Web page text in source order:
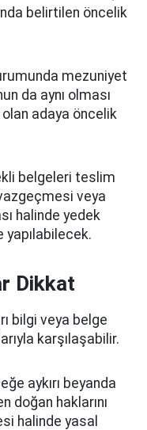
belirtilen öncelik
mezuniyet
da aynı olması
adaya öncelik
belgeleri teslim
veya
halinde yedek
yapılabilecek.
Dikkat
bilgi veya belge
karşılaşabilir.
aykırı beyanda
doğan haklarını
halinde yasal